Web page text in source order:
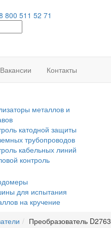
800 511 52 71
Вакансии Контакты
металлов и
катодной защиты
трубопроводов
кабельных линий
контроль
для испытания
на кручение
Преобразователь D2763